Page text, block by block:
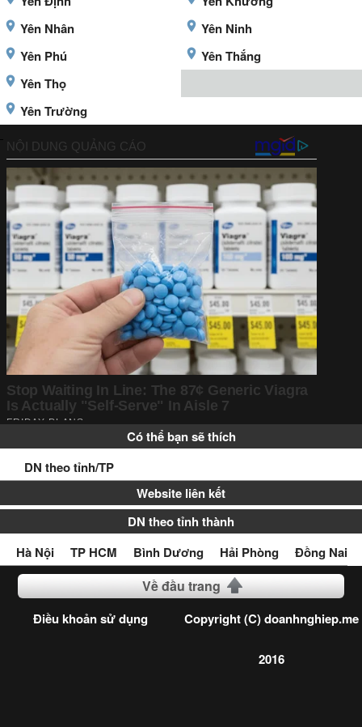
Yên Nhân
Yên Ninh
Yên Phú
Yên Thắng
Yên Thọ
Yên Trường
Có thể bạn sẽ thích
DN theo tỉnh/TP
Website liên kết
DN theo tỉnh thành
Hà Nội
TP HCM Bình Dương Hải Phòng Đồng Nai
Về đầu trang
Điều khoản sử dụng Copyright (C) doanhnghiep.me
2016